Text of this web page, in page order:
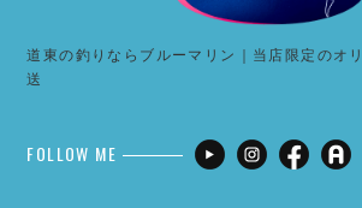
道東の釣りならブルーマリン｜当店限定のオ
送
FOLLOW ME